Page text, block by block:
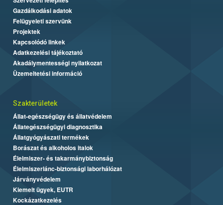
Gazdálkodási adatok
Felügyeleti szervünk
Projektek
Kapcsolódó linkek
Adatkezelési tájékoztató
Akadálymentességi nyilatkozat
Üzemeltetési információ
Szakterületek
Állat-egészségügy és állatvédelem
Állategészségügyi diagnosztika
Állatgyógyászati termékek
Borászat és alkoholos italok
Élelmiszer- és takarmánybiztonság
Élelmiszerlánc-biztonsági laborhálózat
Járványvédelem
Kiemelt ügyek, EUTR
Kockázatkezelés